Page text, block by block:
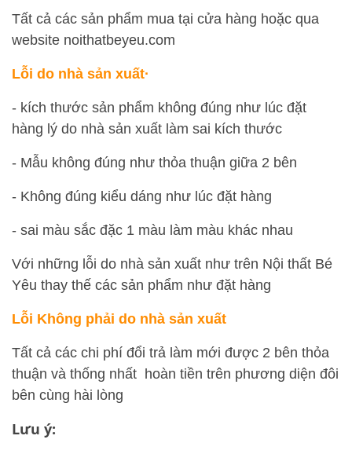
Tất cả các sản phẩm mua tại cửa hàng hoặc qua
website noithatbeyeu.com
Lỗi do nhà sản xuất·
- kích thước sản phẩm không đúng như lúc đặt
hàng lý do nhà sản xuất làm sai kích thước
- Mẫu không đúng như thỏa thuận giữa 2 bên
- Không đúng kiểu dáng như lúc đặt hàng
- sai màu sắc đặc 1 màu làm màu khác nhau
Với những lỗi do nhà sản xuất như trên Nội thất Bé
Yêu thay thế các sản phẩm như đặt hàng
Lỗi Không phải do nhà sản xuất
Tất cả các chi phí đổi trả làm mới được 2 bên thỏa
thuận và thống nhất hoàn tiền trên phương diện đôi
bên cùng hài lòng
Lưu ý: